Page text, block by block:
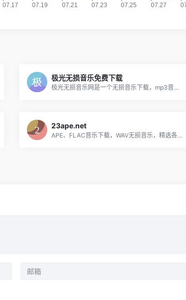
极光无损音乐免费下载
极光无损音乐网是一个无损音乐下载，mp3音乐免费下载,mp3音乐免费音乐下载的网站,抖音热门音乐下载，为广大爱好音乐者提供免费音乐素材交流分享的平台。
23ape.net
APE、FLAC音乐下载，WAV无损音乐，精选各种汽车车载音乐，高品质无损音乐下载！百度盘分享互联网精品！